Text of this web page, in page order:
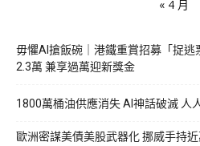
« 4 月
毋懼AI搶飯碗｜港鐵重賞招募「捉
2.3萬 兼享過萬迎新獎金
1800萬桶油供應消失 AI神話破滅 人
歐洲密謀美債美股武器化 挪威手持